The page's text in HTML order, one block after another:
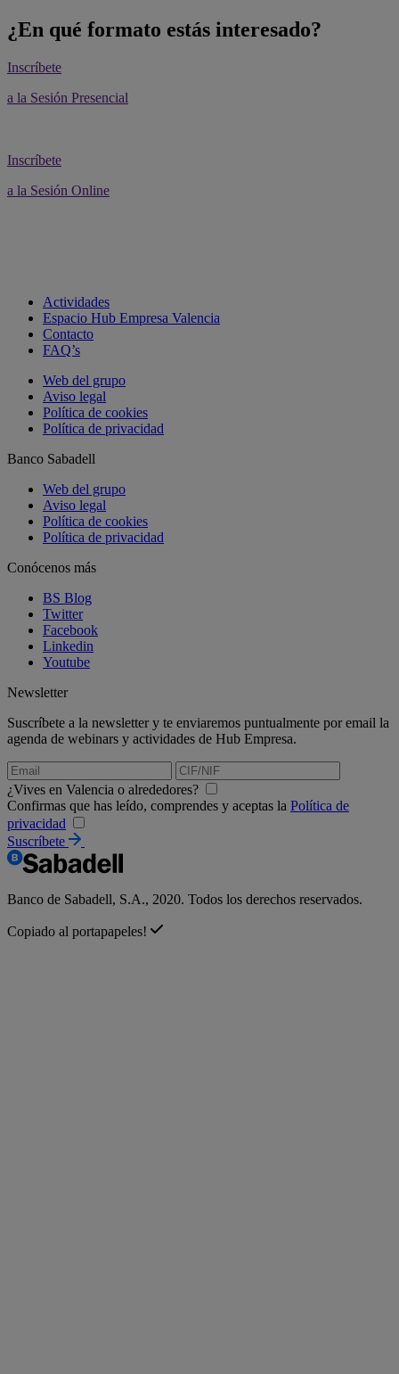
¿En qué formato estás interesado?
Inscríbete
a la Sesión Presencial
Inscríbete
a la Sesión Online
Actividades
Espacio Hub Empresa Valencia
Contacto
FAQ’s
Web del grupo
Aviso legal
Política de cookies
Política de privacidad
Banco Sabadell
Web del grupo
Aviso legal
Política de cookies
Política de privacidad
Conócenos más
BS Blog
Twitter
Facebook
Linkedin
Youtube
Newsletter
Suscríbete a la newsletter y te enviaremos puntualmente por email la
agenda de webinars y actividades de Hub Empresa.
¿Vives en Valencia o alrededores?
Confirmas que has leído, comprendes y aceptas la Política de
privacidad
Suscríbete
Banco de Sabadell, S.A., 2020. Todos los derechos reservados.
Copiado al portapapeles!